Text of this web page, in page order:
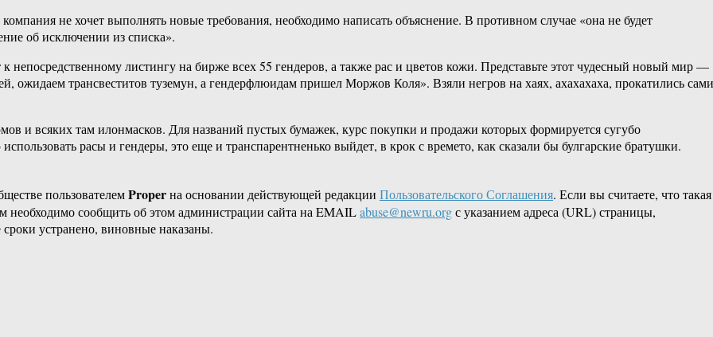
не хочет выполнять новые требования, необходимо написать объяснение. В противном случае «она не будет
об исключении из списка».
непосредственному листингу на бирже всех 55 гендеров, а также рас и цветов кожи. Представьте этот чудесный новый мир —
ожидаем трансвеститов туземун, а гендерфлюидам пришел Моржов Коля». Взяли негров на хаях, ахахахаха, прокатились сами
и всяких там илонмасков. Для названий пустых бумажек, курс покупки и продажи которых формируется сугубо
расы и гендеры, это еще и транспарентненько выйдет, в крок с времето, как сказали бы булгарские братушки.
пользователемProperна основании действующей редакции Пользовательского Соглашения. Если вы считаете, что такая
сообщить об этом администрации сайта на EMAILabuse@newru.orgс указанием адреса (URL) страницы,
устранено, виновные наказаны.